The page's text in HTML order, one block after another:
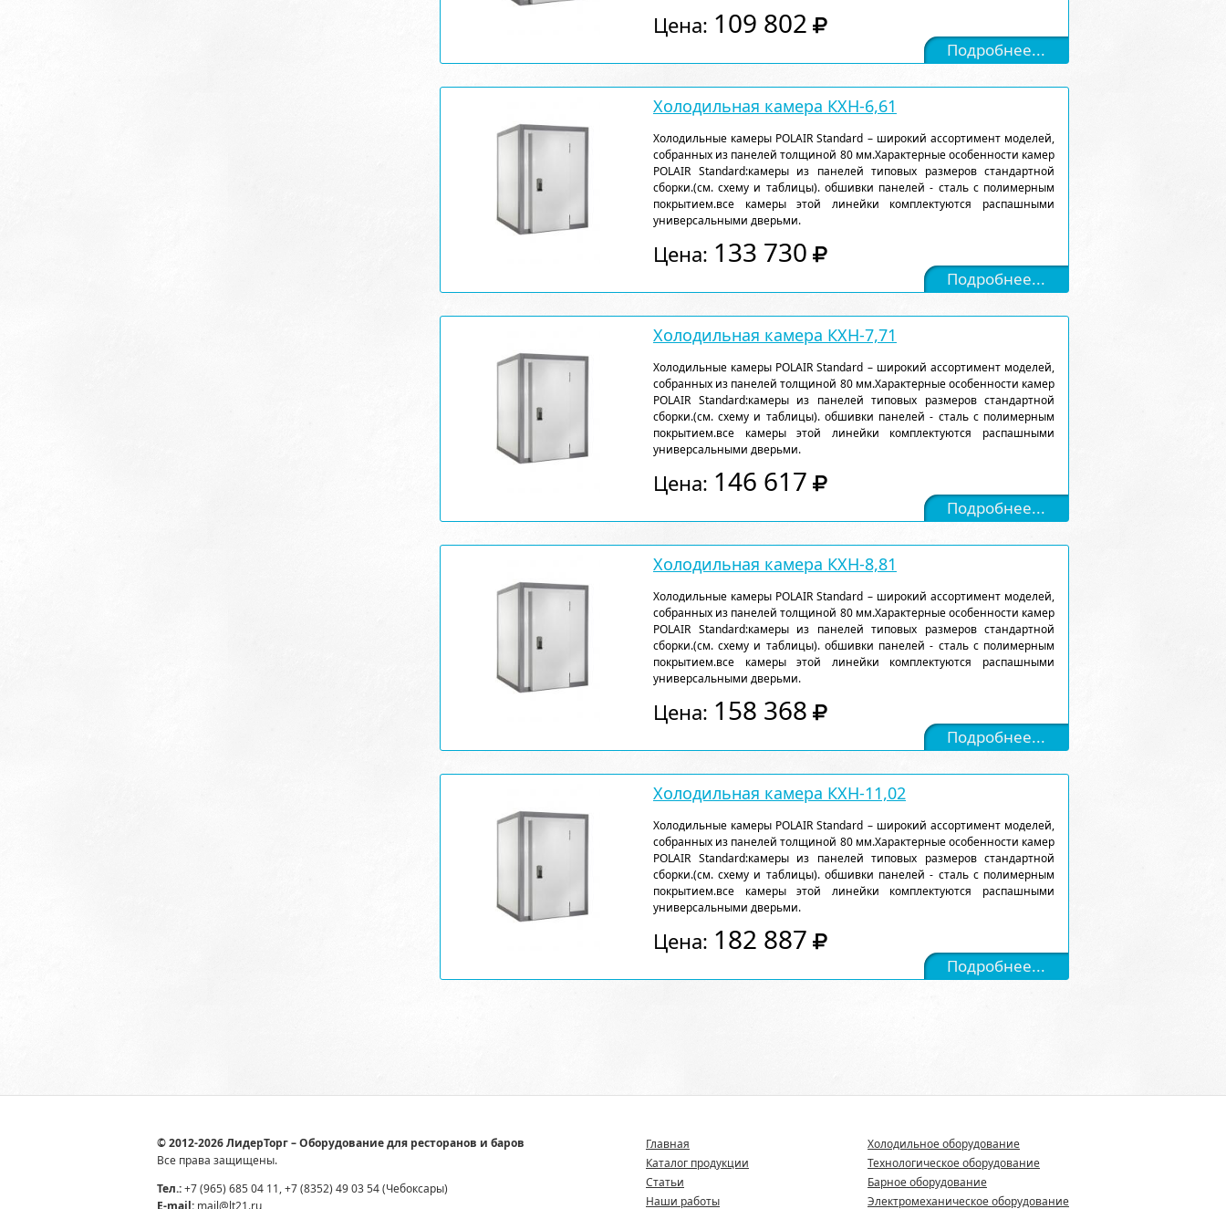
Цена: 109 802
Подробнее...
Холодильная камера КХН-6,61
Холодильные камеры POLAIR Standard – широкий ассортимент моделей,
собранных из панелей толщиной 80 мм.Характерные особенности камер
POLAIR Standard:камеры из панелей типовых размеров стандартной
сборки.(см. схему и таблицы). обшивки панелей - сталь с полимерным
покрытием.все камеры этой линейки комплектуются распашными
универсальными дверьми.
Цена: 133 730
Подробнее...
Холодильная камера КХН-7,71
Холодильные камеры POLAIR Standard – широкий ассортимент моделей,
собранных из панелей толщиной 80 мм.Характерные особенности камер
POLAIR Standard:камеры из панелей типовых размеров стандартной
сборки.(см. схему и таблицы). обшивки панелей - сталь с полимерным
покрытием.все камеры этой линейки комплектуются распашными
универсальными дверьми.
Цена: 146 617
Подробнее...
Холодильная камера КХН-8,81
Холодильные камеры POLAIR Standard – широкий ассортимент моделей,
собранных из панелей толщиной 80 мм.Характерные особенности камер
POLAIR Standard:камеры из панелей типовых размеров стандартной
сборки.(см. схему и таблицы). обшивки панелей - сталь с полимерным
покрытием.все камеры этой линейки комплектуются распашными
универсальными дверьми.
Цена: 158 368
Подробнее...
Холодильная камера КХН-11,02
Холодильные камеры POLAIR Standard – широкий ассортимент моделей,
собранных из панелей толщиной 80 мм.Характерные особенности камер
POLAIR Standard:камеры из панелей типовых размеров стандартной
сборки.(см. схему и таблицы). обшивки панелей - сталь с полимерным
покрытием.все камеры этой линейки комплектуются распашными
универсальными дверьми.
Цена: 182 887
Подробнее...
© 2012-2026 ЛидерТорг – Оборудование для ресторанов и баров
Все права защищены.
Тел.:+7 (965) 685 04 11, +7 (8352) 49 03 54 (Чебоксары)
E-mail: mail@lt21.ru
Главная
Каталог продукции
Статьи
Наши работы
Холодильное оборудование
Технологическое оборудование
Барное оборудование
Электромеханическое оборудование